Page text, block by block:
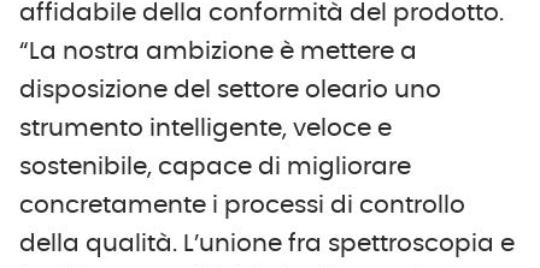
affidabile della conformità del prodotto.
“La nostra ambizione è mettere a
disposizione del settore oleario uno
strumento intelligente, veloce e
sostenibile, capace di migliorare
concretamente i processi di controllo
della qualità. L’unione fra spettroscopia e